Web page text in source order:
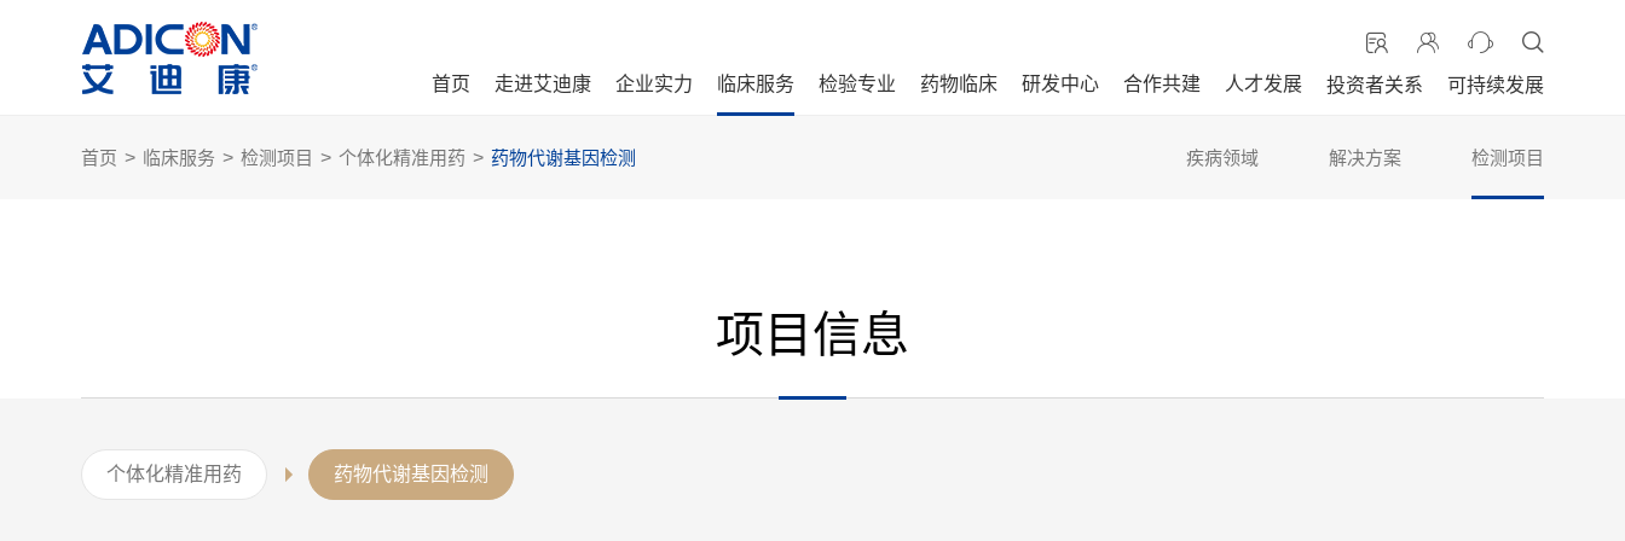
首页 走进艾迪康 企业实力 临床服务 检验专业 药物临床 研发中心 合作共建 人才发展 投资者关系 可持续发展
首页 > 临床服务 > 检测项目 > 个体化精准用药 > 药物代谢基因检测 疾病领域 解决方案 检测项目
项目信息
个体化精准用药 药物代谢基因检测